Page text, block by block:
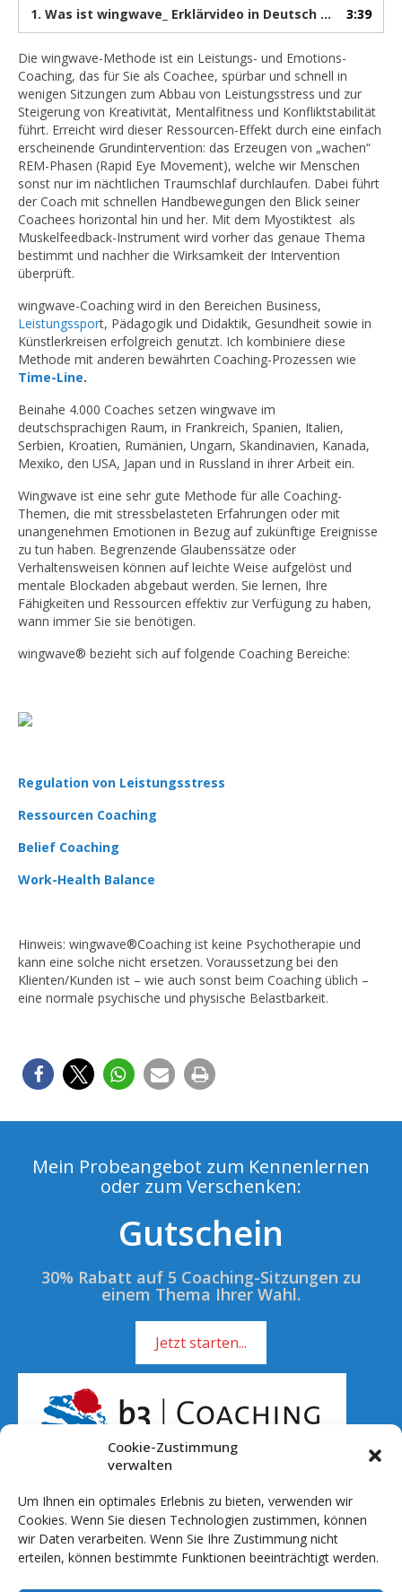
Cookie-Zustimmung
verwalten
Um Ihnen ein optimales Erlebnis zu bieten, verwenden wir
Cookies. Wenn Sie diesen Technologien zustimmen, können
wir Daten verarbeiten. Wenn Sie Ihre Zustimmung nicht
erteilen, können bestimmte Funktionen beeinträchtigt werden.
1. Was ist wingwave_ Erklärvideo in Deutsch zum Kurzzeit-Coaching.-jiJw6X8WRTY 3:39
Die wingwave-Methode ist ein Leistungs- und Emotions-
Coaching, das für Sie als Coachee, spürbar und schnell in
wenigen Sitzungen zum Abbau von Leistungsstress und zur
Steigerung von Kreativität, Mentalfitness und Konfliktstabilität
führt. Erreicht wird dieser Ressourcen-Effekt durch eine einfach
erscheinende Grundintervention: das Erzeugen von „wachen“
REM-Phasen (Rapid Eye Movement), welche wir Menschen
sonst nur im nächtlichen Traumschlaf durchlaufen. Dabei führt
der Coach mit schnellen Handbewegungen den Blick seiner
Coachees horizontal hin und her. Mit dem Myostiktest als
Muskelfeedback-Instrument wird vorher das genaue Thema
bestimmt und nachher die Wirksamkeit der Intervention
überprüft.
wingwave-Coaching wird in den Bereichen Business,
Leistungssport, Pädagogik und Didaktik, Gesundheit sowie in
Künstlerkreisen erfolgreich genutzt. Ich kombiniere diese
Methode mit anderen bewährten Coaching-Prozessen wie
Time-Line.
Beinahe 4.000 Coaches setzen wingwave im
deutschsprachigen Raum, in Frankreich, Spanien, Italien,
Serbien, Kroatien, Rumänien, Ungarn, Skandinavien, Kanada,
Mexiko, den USA, Japan und in Russland in ihrer Arbeit ein.
Wingwave ist eine sehr gute Methode für alle Coaching-
Themen, die mit stressbelasteten Erfahrungen oder mit
unangenehmen Emotionen in Bezug auf zukünftige Ereignisse
zu tun haben. Begrenzende Glaubenssätze oder
Verhaltensweisen können auf leichte Weise aufgelöst und
mentale Blockaden abgebaut werden. Sie lernen, Ihre
Fähigkeiten und Ressourcen effektiv zur Verfügung zu haben,
wann immer Sie sie benötigen.
wingwave® bezieht sich auf folgende Coaching Bereiche:
Regulation von Leistungsstress
Ressourcen Coaching
Belief Coaching
Work-Health Balance
Hinweis: wingwave®Coaching ist keine Psychotherapie und
kann eine solche nicht ersetzen. Voraussetzung bei den
Klienten/Kunden ist – wie auch sonst beim Coaching üblich –
eine normale psychische und physische Belastbarkeit.
Mein Probeangebot zum Kennenlernen
oder zum Verschenken:
Gutschein
30% Rabatt auf 5 Coaching-Sitzungen zu
einem Thema Ihrer Wahl.
Jetzt starten...
Rufen Sie mich an!
01 51 - 701 041 20